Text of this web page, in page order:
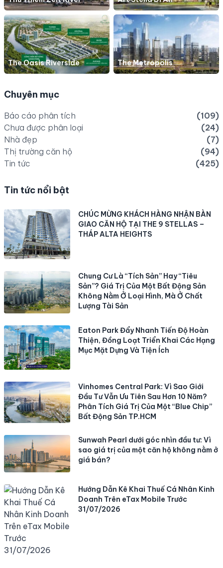
The Oasis Riverside The Metropolis
Chuyên mục
Báo cáo phân tích
(109)
Chưa được phân loại
(24)
Nhà đẹp
(7)
Thị trường căn hộ
(94)
Tin tức
(425)
Tin tức nổi bật
CHÚC MỪNG KHÁCH HÀNG NHẬN BÀN
GIAO CĂN HỘ TẠI THE 9 STELLAS –
THÁP ALTA HEIGHTS
Chung Cư Là “Tích Sản” Hay “Tiêu
Sản”? Giá Trị Của Một Bất Động Sản
Không Nằm Ở Loại Hình, Mà Ở Chất
Lượng Tài Sản
Eaton Park Đẩy Nhanh Tiến Độ Hoàn
Thiện, Đồng Loạt Triển Khai Các Hạng
Mục Mặt Dựng Và Tiện Ích
Vinhomes Central Park: Vì Sao Giới
Đầu Tư Vẫn Ưu Tiên Sau Hơn 10 Năm?
Phân Tích Giá Trị Của Một “Blue Chip”
Bất Động Sản TP.HCM
Sunwah Pearl dưới góc nhìn đầu tư: Vì
sao giá trị của một căn hộ không nằm ở
giá bán?
Hướng Dẫn Kê Khai Thuế Cá Nhân Kinh
Doanh Trên eTax Mobile Trước
31/07/2026